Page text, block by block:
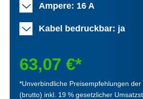
Ampere: 16 A
Kabel bedruckbar: ja
63,07 €*
*Unverbindliche Preisempfehlungen der
(brutto) inkl. 19 % gesetzlicher